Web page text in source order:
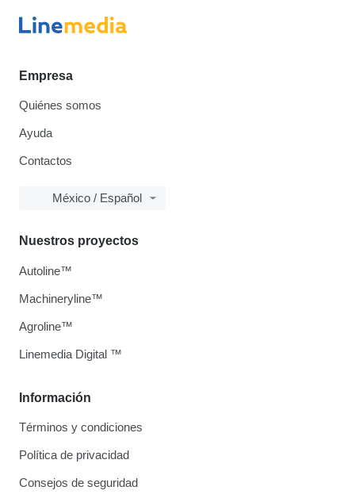
Empresa
Quiénes somos
Ayuda
Contactos
México / Español
Información
Términos y condiciones
Política de privacidad
Consejos de seguridad
Nuestros proyectos
Autoline™
Machineryline™
Agroline™
Linemedia Digital ™